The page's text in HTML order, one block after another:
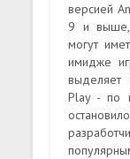
версией
9 и выше,
могут
имидже
выделяет
Play - по